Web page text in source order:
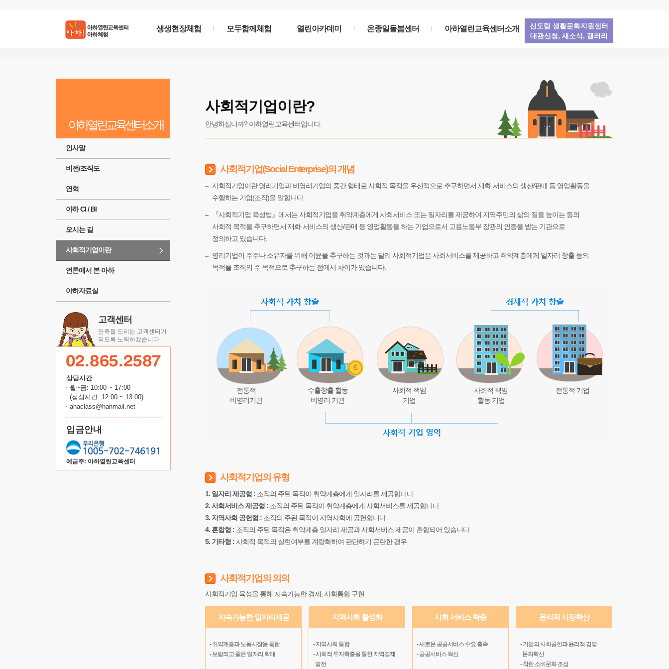
생생현장체험 모두함께체험 열린아카데미 온종일돌봄센터 아하열린교육센터소개
신도림 생활문화지원센터
대관신청, 새소식, 갤러리
아하열린교육센터 소개에 들어갈1줄짜리간단한문구가 필요합니다.
아하열린교육센터소개
인사말
비전/조직도
연혁
아하 CI / BI
오시는 길
사회적기업이란
언론에서 본 아하
아하자료실
고객센터
만족을 드리는 고객센터가
되도록 노력하겠습니다.
상담시간
월~금: 10:00 ~ 17:00
(점심시간: 12:00 ~ 13:00)
ahaclass@hanmail.net
입금안내
예금주: 아하열린교육센터
사회적기업이란?
안녕하십니까? 아하열린교육센터입니다.
사회적기업(Social Enterprise)의 개념
사회적기업이란 영리기업과 비영리기업의 중간 형태로 사회적 목적을 우선적으로 추구하면서 재화·서비스의 생산/판매 등 영업활동을
수행하는 기업(조직)을 말합니다.
『사회적기업 육성법』에서는 사회적기업을 취약계층에게 사회서비스 또는 일자리를 제공하여 지역주민의 삶의 질을 높이는 등의
사회적 목적을 추구하면서 재화·서비스의 생산/판매 등 영업활동을 하는 기업으로서 고용노동부 장관의 인증을 받는 기관으로
정의하고 있습니다.
영리기업이 주주나 소유자를 위해 이윤을 추구하는 것과는 달리 사회적기업은 사회서비스를 제공하고 취약계층에게 일자리 창출 등의
목적을 조직의 주 목적으로 추구하는 점에서 차이가 있습니다.
전통적
비영리기관
수출창출 활동
비영리 기관
사회적 책임
기업
사회적 책임
활동 기업
전통적 기업
사회적기업의 유형
1. 일자리 제공형 : 조직의 주된 목적이 취약계층에게 일자리를 제공합니다.
2. 사회서비스 제공형 : 조직의 주된 목적이 취약계층에게 사회서비스를 제공합니다.
3. 지역사회 공헌형 : 조직의 주된 목적이 지역사회에 공헌합니다.
4. 혼합형 : 조직의 주된 목적은 취약계층 일자리 제공과 사회서비스 제공이 혼합되어 있습니다.
5. 기타형 :사회적 목적의 실현여부를 계량화하여 판단하기 곤란한 경우
사회적기업의 의의
사회적기업 육성을 통해 지속가능한 경제, 사회통합 구현
지속가능한 일자리제공
- 취약계층과 노동시장을 통합
- 보람되고 좋은 일자리 확대
지역사회 활성화
- 지역사회 통합
- 사회적 투자확충을 통한 지역경제
발전
사회 서비스 확충
- 새로운 공공서비스 수요 충족
- 공공서비스 혁신
윤리적 시장확산
- 기업의 사회공헌과 윤리적 경영
문화확산
- 착한 소비문화 조성